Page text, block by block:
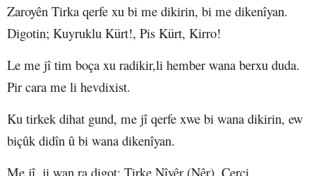
Zaroyên Tirka qerfe xu bi me dikirin, bi me dikenîyan.
Digotin; Kuyruklu Kürt!, Pis Kürt, Kirro!
Le me jî tim boça xu radikir,li hember wana berxu duda.
Pir cara me li hevdixist.
Ku tirkek dihat gund, me jî qerfe xwe bi wana dikirin, ew
biçûk didîn û bi wana dikenîyan.
Me jî, ji wan ra digot; Tirke Nîyêr (Nêr), Çerçi